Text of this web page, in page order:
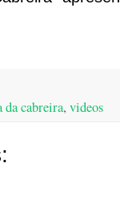
da cabreira, videos